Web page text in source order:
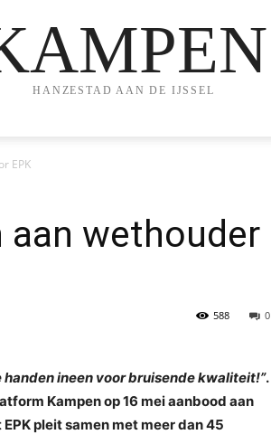
HANZESTAD AAN DE IJSSEL
EPK
wethouder
0
588
handen ineen voor bruisende kwaliteit!”.
Kampen op 16 mei aanbood aan
pleit samen met meer dan 45